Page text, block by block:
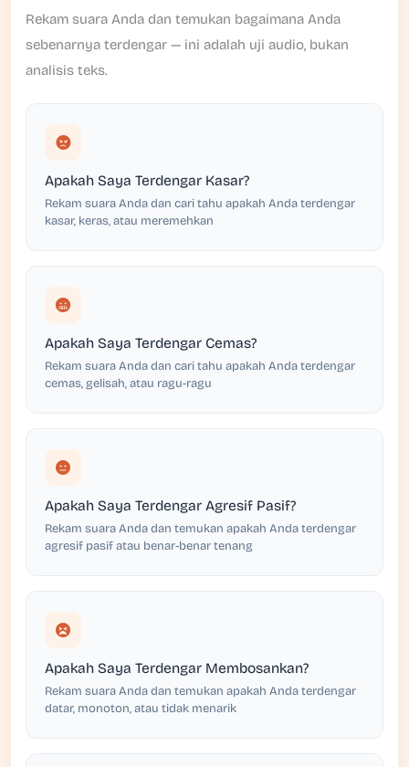
Rekam suara Anda dan temukan bagaimana Anda
sebenarnya terdengar — ini adalah uji audio, bukan
analisis teks.
Apakah Saya Terdengar Kasar?
Rekam suara Anda dan cari tahu apakah Anda terdengar
kasar, keras, atau meremehkan
Apakah Saya Terdengar Cemas?
Rekam suara Anda dan cari tahu apakah Anda terdengar
cemas, gelisah, atau ragu-ragu
Apakah Saya Terdengar Agresif Pasif?
Rekam suara Anda dan temukan apakah Anda terdengar
agresif pasif atau benar-benar tenang
Apakah Saya Terdengar Membosankan?
Rekam suara Anda dan temukan apakah Anda terdengar
datar, monoton, atau tidak menarik